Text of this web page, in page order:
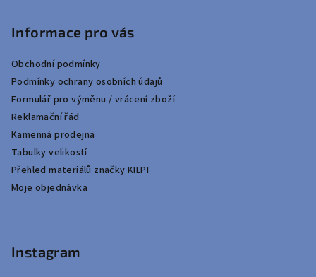
Informace pro vás
Obchodní podmínky
Podmínky ochrany osobních údajů
Formulář pro výměnu / vrácení zboží
Reklamační řád
Kamenná prodejna
Tabulky velikostí
Přehled materiálů značky KILPI
Moje objednávka
Instagram